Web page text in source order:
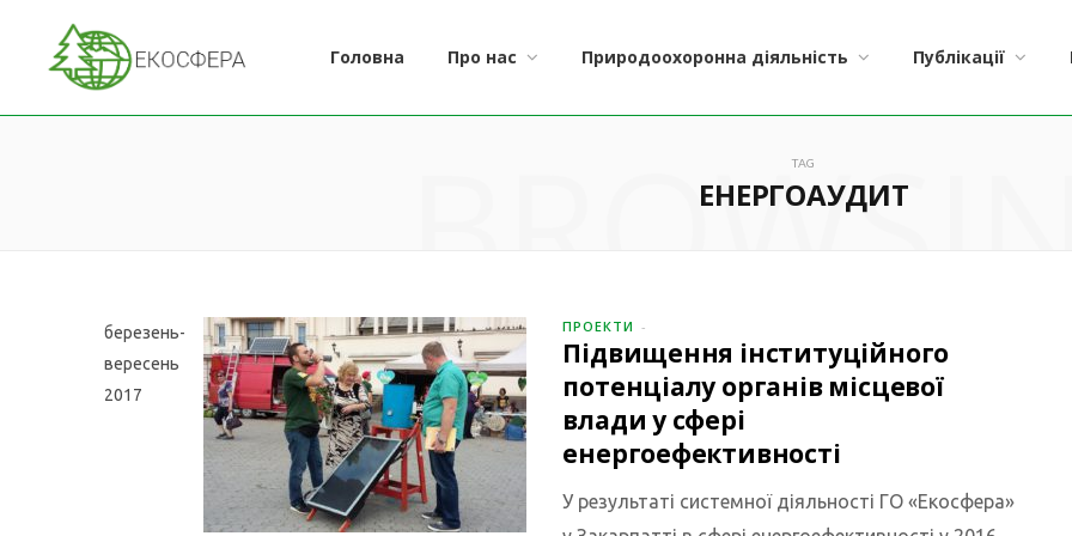
Головна Про нас Природоохоронна діяльність Публікації
TAG
ЕНЕРГОАУДИТ
березень-
вересень
2017
ПРОЕКТИ
Підвищення інституційного
потенціалу органів місцевої
влади у сфері
енергоефективності
У результаті системної діяльності ГО «Екосфера»